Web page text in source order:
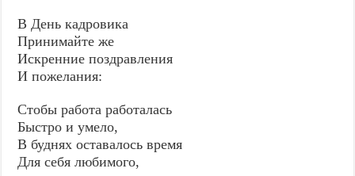
В День кадровика
Принимайте же
Искренние поздравления
И пожелания:
Стобы работа работалась
Быстро и умело,
В буднях оставалось время
Для себя любимого,